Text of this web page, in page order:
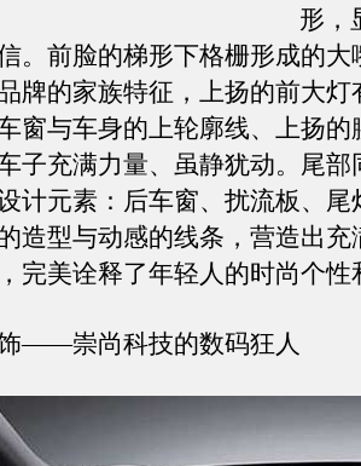
形，
。前脸的梯形下格栅形成的大
牌的家族特征，上扬的前大灯
窗与车身的上轮廓线、上扬的
子充满力量、虽静犹动。尾部
计元素：后车窗、扰流板、尾
造型与动感的线条，营造出充
完美诠释了年轻人的时尚个性
崇尚科技的数码狂人